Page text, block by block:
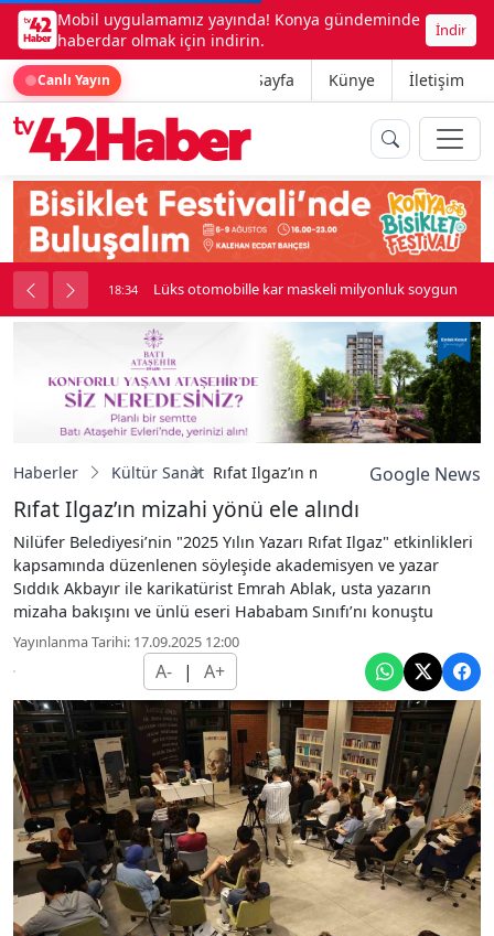
Mobil uygulamamız yayında! Konya gündeminde
haberdar olmak için indirin.
İndir
Canlı Yayın Ana Sayfa Künye İletişim
kavga çıktı 18:34 Lüks otomobille kar maskeli milyonluk soygun
Haberler Kültür Sanat Rıfat Ilgaz’ın mizahi yönü ele alındı
Google News
Rıfat Ilgaz’ın mizahi yönü ele alındı
Nilüfer Belediyesi’nin "2025 Yılın Yazarı Rıfat Ilgaz" etkinlikleri
kapsamında düzenlenen söyleşide akademisyen ve yazar
Sıddık Akbayır ile karikatürist Emrah Ablak, usta yazarın
mizaha bakışını ve ünlü eseri Hababam Sınıfı’nı konuştu
Yayınlanma Tarihi: 17.09.2025 12:00
A- | A+